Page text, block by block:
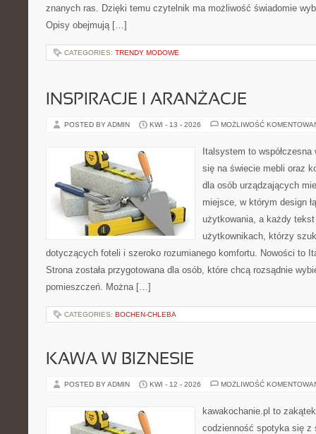
znanych ras. Dzięki temu czytelnik ma możliwość świadomie
Opisy obejmują […]
CATEGORIES: TRENDY MODOWE
INSPIRACJE I ARANŻACJE
POSTED BY ADMIN KWI - 13 - 2026 MOŻLIWOŚĆ
Italsystem to
się na świecie mebli oraz
dla osób urządzających
miejsce, w którym design
użytkowania, a każdy
użytkownikach, którzy
dotyczących foteli i szeroko rozumianego komfortu. Nowości to
Strona została przygotowana dla osób, które chcą rozsądnie
pomieszczeń. Można […]
CATEGORIES: BOCHEN-CHLEBA
KAWA W BIZNESIE
POSTED BY ADMIN KWI - 12 - 2026 MOŻLIWOŚĆ
kawakochanie.pl to
codzienność spotyka się z